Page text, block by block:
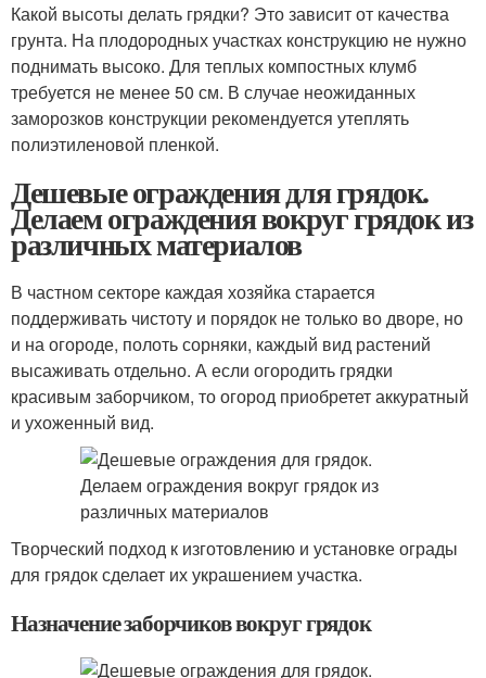
Какой высоты делать грядки? Это зависит от качества
грунта. На плодородных участках конструкцию не нужно
поднимать высоко. Для теплых компостных клумб
требуется не менее 50 см. В случае неожиданных
заморозков конструкции рекомендуется утеплять
полиэтиленовой пленкой.
Дешевые ограждения для грядок.
Делаем ограждения вокруг грядок из
различных материалов
В частном секторе каждая хозяйка старается
поддерживать чистоту и порядок не только во дворе, но
и на огороде, полоть сорняки, каждый вид растений
высаживать отдельно. А если огородить грядки
красивым заборчиком, то огород приобретет аккуратный
и ухоженный вид.
Творческий подход к изготовлению и установке ограды
для грядок сделает их украшением участка.
Назначение заборчиков вокруг грядок